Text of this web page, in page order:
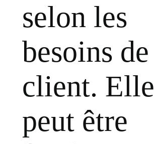
selon les
besoins de
client. Elle
peut être